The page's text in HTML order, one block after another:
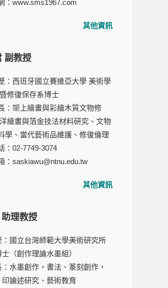
：www.sms1967.com
其他資訊
副教授
：西班牙國立賽維亞大學 美術學
修復保存系博士
：架上繪畫與彩繪木質文物修
繪畫與箔金技法材料研究、文物
學、當代藝術品維護、修復倫理
02-7749-3074
saskiawu@ntnu.edu.tw
其他資訊
理教授
：國立台灣師範大學美術研究所
（創作理論水墨組）
水墨創作，書法、篆刻創作，
論述研究、藝術教育